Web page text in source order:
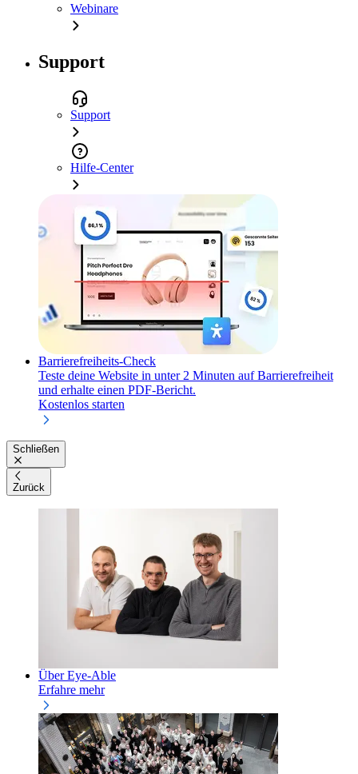
Webinare
Support
Support
Hilfe-Center
Barrierefreiheits-Check
Teste deine Website in unter 2 Minuten auf Barrierefreiheit
und erhalte einen PDF-Bericht.
Kostenlos starten
Schließen
Zurück
Über Eye-Able
Erfahre mehr